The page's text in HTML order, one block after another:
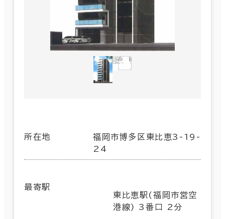
所在地
福岡市博多区東比恵3-19-
24
最寄駅
東比恵駅(福岡市営空
港線) 3番口 2分